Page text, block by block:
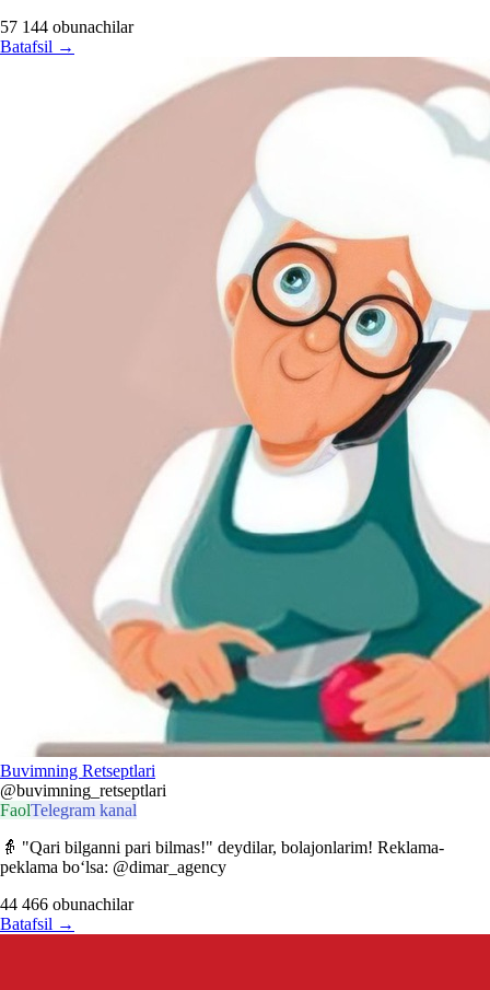
57 144 obunachilar
Batafsil →
Buvimning Retseptlari
@buvimning_retseptlari
FaolTelegram kanal
👵 "Qari bilganni pari bilmas!" deydilar, bolajonlarim! Reklama-
peklama bo‘lsa: @dimar_agency
44 466 obunachilar
Batafsil →